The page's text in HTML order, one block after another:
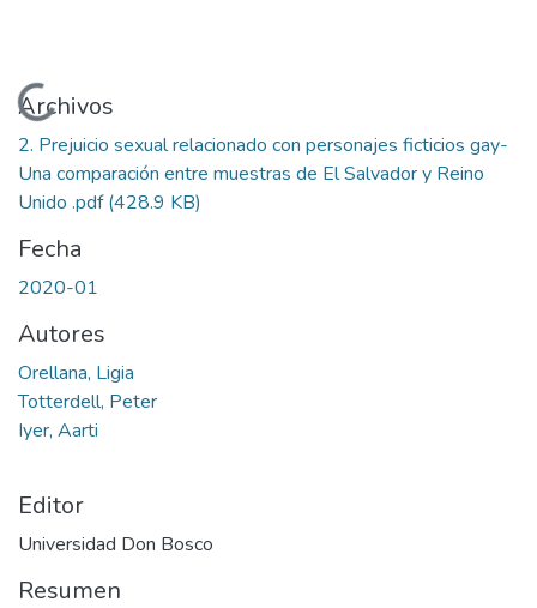
Cargando...
Archivos
2. Prejuicio sexual relacionado con personajes ficticios gay-
Una comparación entre muestras de El Salvador y Reino
Unido .pdf(428.9 KB)
Fecha
2020-01
Autores
Orellana, Ligia
Totterdell, Peter
Iyer, Aarti
Editor
Universidad Don Bosco
Resumen